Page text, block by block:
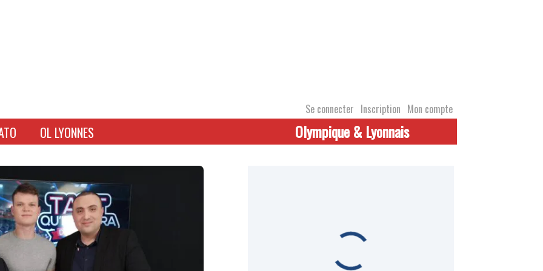
Se connecter Inscription Mon compte
OL LYONNES Olympique & Lyonnais